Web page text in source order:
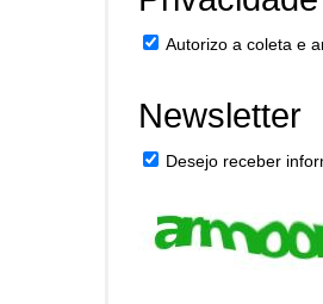
Autorizo a coleta e
Newsletter
Desejo receber